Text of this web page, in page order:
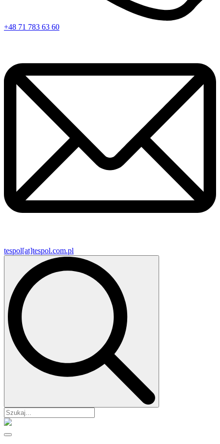
+48 71 783 63 60
tespol[at]tespol.com.pl
Search